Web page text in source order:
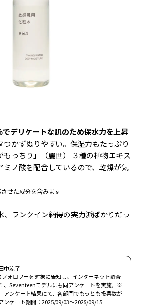
デリケートな肌のため保水力を上昇
つかずぬりやすい。保湿力もたっぷり
もっちり」（麗世） ３種の植物エキス
ミノ酸を配合しているので、乾燥が気
せた成分を含みます
、ランクイン納得の実力派ばかりだっ
中涼子
ォロワーを対象に告知し、インターネット調査
、Seventeenモデルにも同アンケートを実施。※
ンケート結果にて、各部門でもっとも投票数が
ンケート期間：2025/09/03～2025/09/15